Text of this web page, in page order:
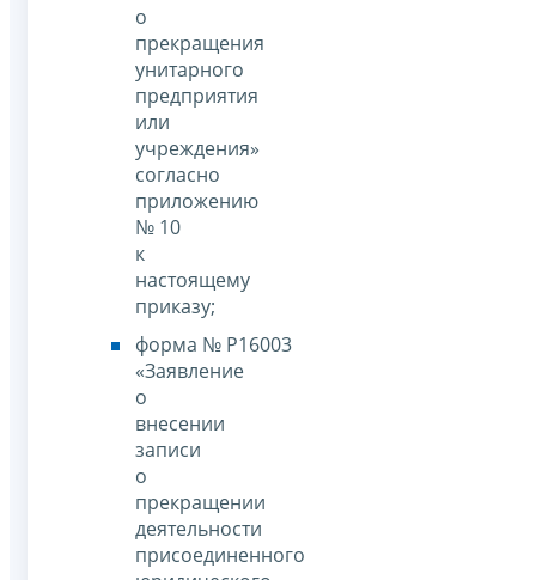
о
прекращения
унитарного
предприятия
или
учреждения»
согласно
приложению
№ 10
к
настоящему
приказу;
форма № Р16003
«Заявление
о
внесении
записи
о
прекращении
деятельности
присоединенного